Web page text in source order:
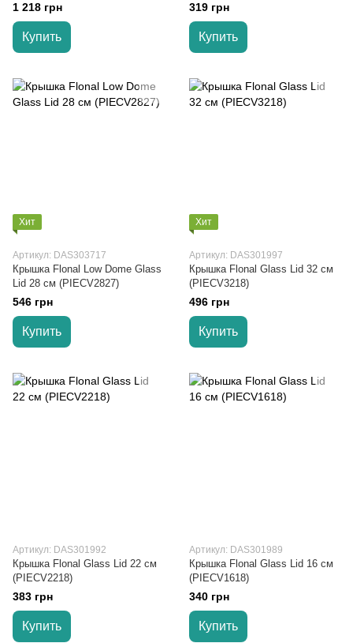
1 218 грн
Купить
319 грн
Купить
Хит
Артикул: DAS303717
Крышка Flonal Low Dome Glass
Lid 28 см (PIECV2827)
546 грн
Купить
Хит
Артикул: DAS301997
Крышка Flonal Glass Lid 32 см
(PIECV3218)
496 грн
Купить
Артикул: DAS301992
Крышка Flonal Glass Lid 22 см
(PIECV2218)
383 грн
Купить
Артикул: DAS301989
Крышка Flonal Glass Lid 16 см
(PIECV1618)
340 грн
Купить